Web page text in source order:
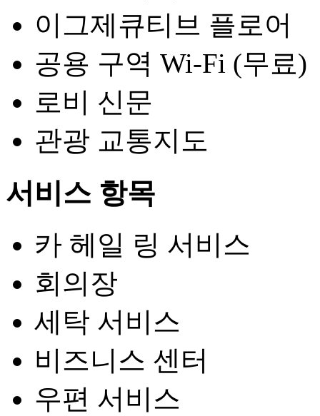
이그제큐티브 플로어
공용 구역 Wi-Fi (무료)
로비 신문
관광 교통지도
서비스 항목
카 헤일 링 서비스
회의장
세탁 서비스
비즈니스 센터
우편 서비스